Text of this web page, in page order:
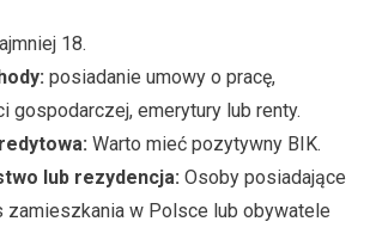
18.
posiadanie umowy o pracę,
gospodarczej, emerytury lub renty.
Warto mieć pozytywny BIK.
lub rezydencja: Osoby posiadające
zamieszkania w Polsce lub obywatele